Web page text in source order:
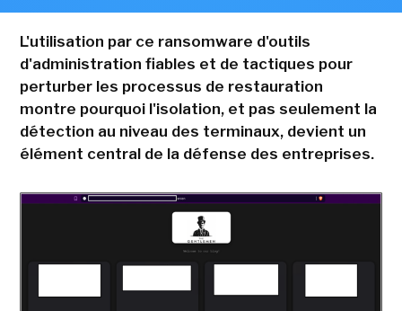
L'utilisation par ce ransomware d'outils
d'administration fiables et de tactiques pour
perturber les processus de restauration
montre pourquoi l'isolation, et pas seulement la
détection au niveau des terminaux, devient un
élément central de la défense des entreprises.